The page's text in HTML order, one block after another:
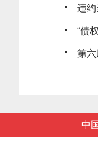
违
“债
第六
中